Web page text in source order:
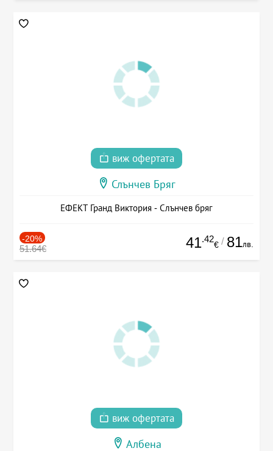
виж офертата
Слънчев Бряг
ЕФЕКТ Гранд Виктория - Слънчев бряг
-20%
51.64€ 41.42
€ / 81лв.
виж офертата
Албена